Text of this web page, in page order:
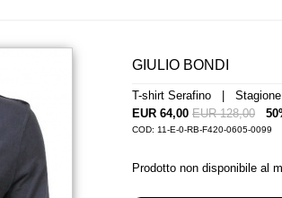
GIULIO BONDI
T-shirt Serafino |
EUR 64,00 EUR 128,00
COD: 11-E-0-RB-F420-0605-0099
Prodotto non disponibile al